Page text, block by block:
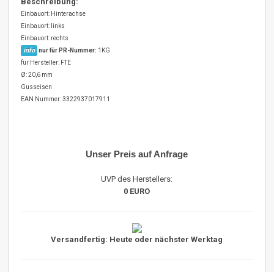
Einbauort: Hinterachse
Einbauort: links
Einbauort: rechts
info nur für PR-Nummer: 1KG
für Hersteller: FTE
Ø: 20,6 mm
Gusseisen
EAN Nummer: 3322937017911
Unser Preis auf Anfrage
UVP des Herstellers:
0 EURO
Versandfertig: Heute oder nächster Werktag